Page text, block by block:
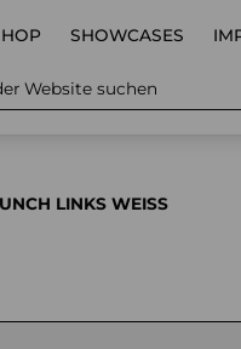
SHOWCASES
Website suchen
LINKS WEISS